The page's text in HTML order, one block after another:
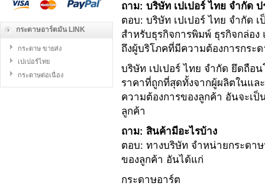
กระดาษอาร์ตมัน LINK
กระดาษ ขายส่ง
เปเปอร์ไทย
กระดาษต่อเนื่อง
ถาม: บริษัท เปเปอร์ ไทย จำกัด ป
ตอบ: บริษัท เปเปอร์ ไทย จำกัด
สำหรับธุรกิจการพิมพ์ ธุรกิจกล่อ
ถึงผู้บริโภคที่มีความต้องการกร
บริษัท เปเปอร์ ไทย จำกัด ยึดถื
ราคาที่ถูกที่สุดทั้งจากผู้ผลิตในแล
ความต้องการของลูกค้า อันจะเ
ลูกค้า
ถาม: สินค้ามีอะไรบ้าง
ตอบ: ทางบริษัท จำหน่ายกระดา
ของลูกค้า อันได้แก่
กระดาษอาร์ต